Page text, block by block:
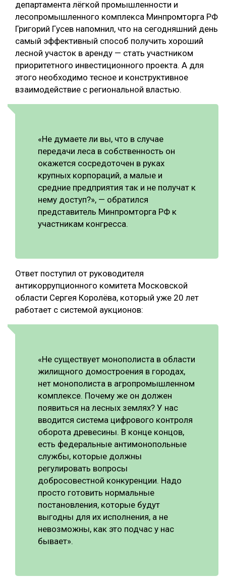
департамента лёгкой промышленности и
лесопромышленного комплекса Минпромторга РФ
Григорий Гусев напомнил, что на сегодняшний день
самый эффективный способ получить хороший
лесной участок в аренду — стать участником
приоритетного инвестиционного проекта. А для
этого необходимо тесное и конструктивное
взаимодействие с региональной властью.
«Не думаете ли вы, что в случае
передачи леса в собственность он
окажется сосредоточен в руках
крупных корпораций, а малые и
средние предприятия так и не получат к
нему доступ?», — обратился
представитель Минпромторга РФ к
участникам конгресса.
Ответ поступил от руководителя
антикоррупционного комитета Московской
области Сергея Королёва, который уже 20 лет
работает с системой аукционов:
«Не существует монополиста в области
жилищного домостроения в городах,
нет монополиста в агропромышленном
комплексе. Почему же он должен
появиться на лесных землях? У нас
вводится система цифрового контроля
оборота древесины. В конце концов,
есть федеральные антимонопольные
службы, которые должны
регулировать вопросы
добросовестной конкуренции. Надо
просто готовить нормальные
постановления, которые будут
выгодны для их исполнения, а не
невозможны, как это подчас у нас
бывает».